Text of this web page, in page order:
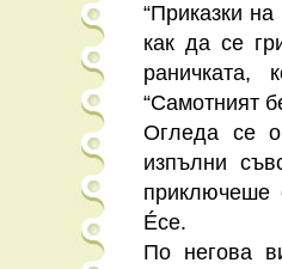
“Приказки
как да се
раничката,
“Самотният
Огледа се
изпълни
Éсе.
По негова